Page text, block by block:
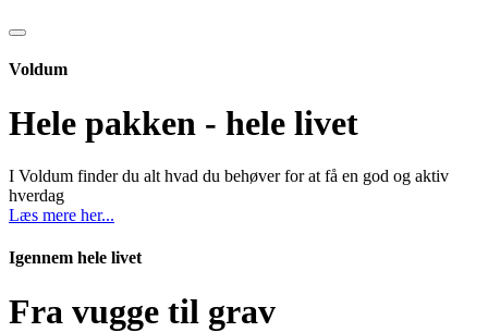
Voldum
Hele pakken - hele livet
I Voldum finder du alt hvad du behøver for at få en god og aktiv
hverdag
Læs mere her...
Igennem hele livet
Fra vugge til grav